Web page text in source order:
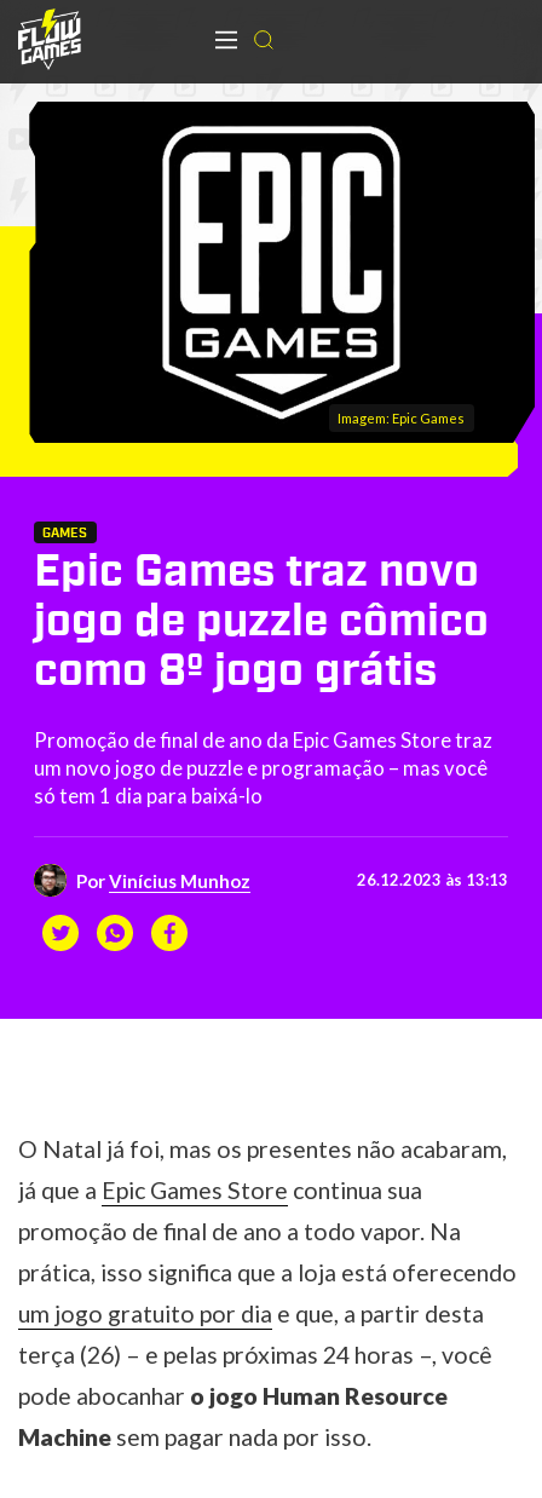
Imagem: Epic Games
GAMES
Epic Games traz novo
jogo de puzzle cômico
como 8º jogo grátis
Promoção de final de ano da Epic Games Store traz
um novo jogo de puzzle e programação – mas você
só tem 1 dia para baixá-lo
PorVinícius Munhoz 26.12.2023 às 13:13
O Natal já foi, mas os presentes não acabaram,
já que a Epic Games Store continua sua
promoção de final de ano a todo vapor. Na
prática, isso significa que a loja está oferecendo
um jogo gratuito por dia e que, a partir desta
terça (26) – e pelas próximas 24 horas –, você
pode abocanhar o jogo Human Resource
Machine sem pagar nada por isso.